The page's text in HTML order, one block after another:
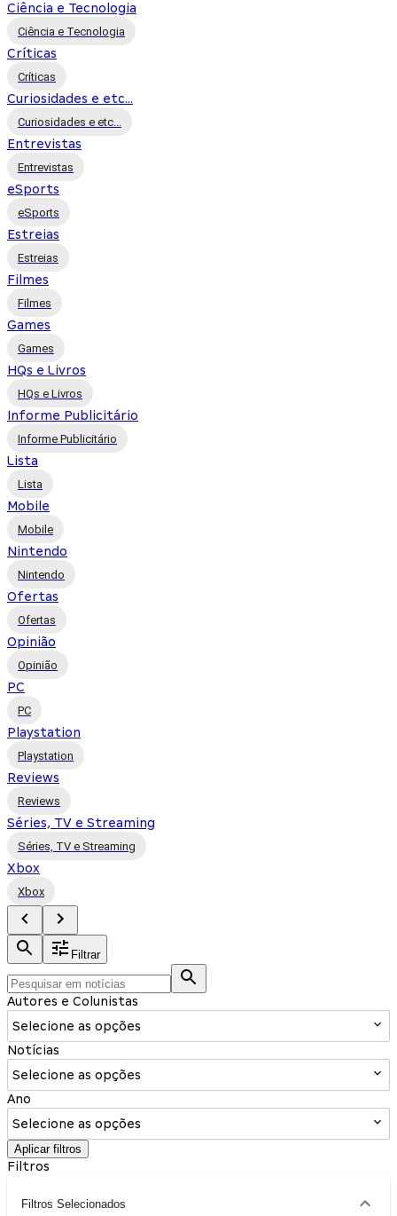
Ciência e Tecnologia
Ciência e Tecnologia
Críticas
Críticas
Curiosidades e etc...
Curiosidades e etc...
Entrevistas
Entrevistas
eSports
eSports
Estreias
Estreias
Filmes
Filmes
Games
Games
HQs e Livros
HQs e Livros
Informe Publicitário
Informe Publicitário
Lista
Lista
Mobile
Mobile
Nintendo
Nintendo
Ofertas
Ofertas
Opinião
Opinião
PC
PC
Playstation
Playstation
Reviews
Reviews
Séries, TV e Streaming
Séries, TV e Streaming
Xbox
Xbox
Filtrar
Autores e Colunistas
Selecione as opções
Notícias
Selecione as opções
Ano
Selecione as opções
Aplicar filtros
Filtros
Filtros Selecionados